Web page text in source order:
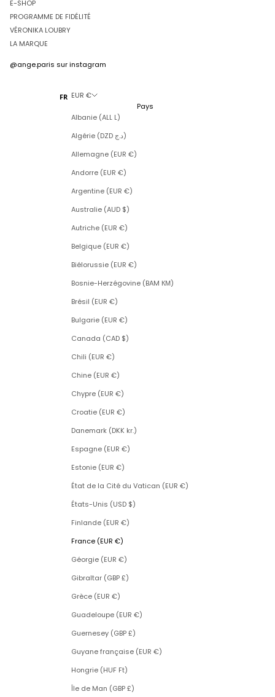
E-SHOP
PROGRAMME DE FIDÉLITÉ
VÉRONIKA LOUBRY
LA MARQUE
@ange.paris sur instagram
FR EUR €
Pays
Albanie (ALL L)
Algérie (DZD د.ج)
Allemagne (EUR €)
Andorre (EUR €)
Argentine (EUR €)
Australie (AUD $)
Autriche (EUR €)
Belgique (EUR €)
Biélorussie (EUR €)
Bosnie-Herzégovine (BAM КМ)
Brésil (EUR €)
Bulgarie (EUR €)
Canada (CAD $)
Chili (EUR €)
Chine (EUR €)
Chypre (EUR €)
Croatie (EUR €)
Danemark (DKK kr.)
Espagne (EUR €)
Estonie (EUR €)
État de la Cité du Vatican (EUR €)
États-Unis (USD $)
Finlande (EUR €)
France (EUR €)
Géorgie (EUR €)
Gibraltar (GBP £)
Grèce (EUR €)
Guadeloupe (EUR €)
Guernesey (GBP £)
Guyane française (EUR €)
Hongrie (HUF Ft)
Île de Man (GBP £)